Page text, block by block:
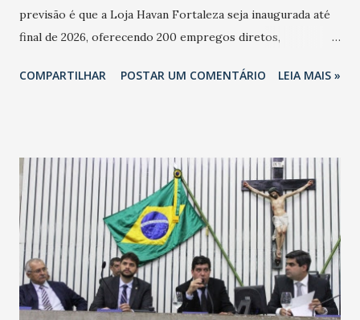
previsão é que a Loja Havan Fortaleza seja inaugurada até
final de 2026, oferecendo 200 empregos diretos,
Havan Fortaleza ainda não foi anunciada oficialmente, mas
COMPARTILHAR POSTAR UM COMENTÁRIO LEIA MAIS »